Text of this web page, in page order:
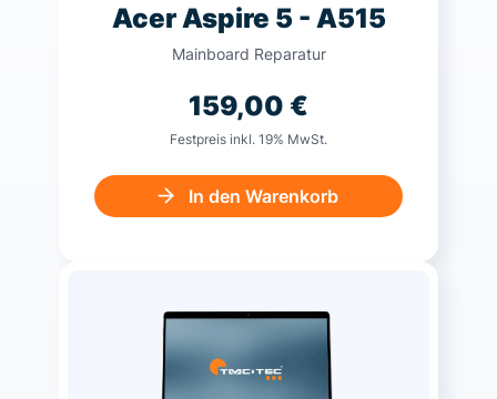
Acer Aspire 5 - A515
Mainboard Reparatur
159,00 €
Festpreis inkl. 19% MwSt.
In den Warenkorb